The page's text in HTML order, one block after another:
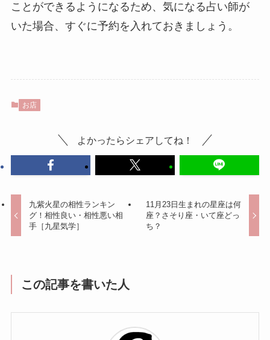
ことができるようになるため、気になる占い師が
いた場合、すぐに予約を入れておきましょう。
お店
よかったらシェアしてね！
九紫火星の相性ランキン
グ！相性良い・相性悪い相
手［九星気学］
11月23日生まれの星座は何
座？さそり座・いて座どっ
ち？
この記事を書いた人